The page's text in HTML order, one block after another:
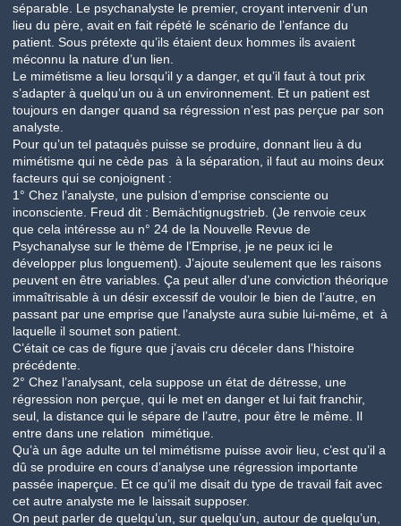
séparable. Le psychanalyste le premier, croyant intervenir d’un
lieu du père, avait en fait répété le scénario de l’enfance du
patient. Sous prétexte qu’ils étaient deux hommes ils avaient
méconnu la nature d’un lien.
Le mimétisme a lieu lorsqu’il y a danger, et qu’il faut à tout prix
s’adapter à quelqu’un ou à un environnement. Et un patient est
toujours en danger quand sa régression n’est pas perçue par son
analyste.
Pour qu’un tel pataquès puisse se produire, donnant lieu à du
mimétisme qui ne cède pas à la séparation, il faut au moins deux
facteurs qui se conjoignent :
1° Chez l’analyste, une pulsion d’emprise consciente ou
inconsciente. Freud dit : Bemächtignugstrieb. (Je renvoie ceux
que cela intéresse au n° 24 de la Nouvelle Revue de
Psychanalyse sur le thème de l’Emprise, je ne peux ici le
développer plus longuement). J’ajoute seulement que les raisons
peuvent en être variables. Ça peut aller d’une conviction théorique
immaîtrisable à un désir excessif de vouloir le bien de l’autre, en
passant par une emprise que l’analyste aura subie lui-même, et à
laquelle il soumet son patient.
C’était ce cas de figure que j’avais cru déceler dans l’histoire
précédente.
2° Chez l’analysant, cela suppose un état de détresse, une
régression non perçue, qui le met en danger et lui fait franchir,
seul, la distance qui le sépare de l’autre, pour être le même. Il
entre dans une relation mimétique.
Qu’à un âge adulte un tel mimétisme puisse avoir lieu, c’est qu’il a
dû se produire en cours d’analyse une régression importante
passée inaperçue. Et ce qu’il me disait du type de travail fait avec
cet autre analyste me le laissait supposer.
On peut parler de quelqu’un, sur quelqu’un, autour de quelqu’un,